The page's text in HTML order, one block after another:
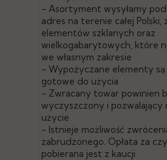
- Asortyment wysyłamy
adres na terenie całej Polski,
elementów szklanych oraz
wielkogabarytowych, które
we własnym zakresie
- Wypożyczane elementy
gotowe do użycia
- Zwracany towar powinien
wyczyszczony i pozwalający
użycie
- Istnieje możliwość
zabrudzonego. Opłata za
pobierana jest z kaucji